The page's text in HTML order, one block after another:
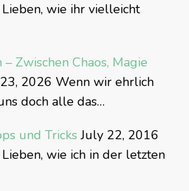
wie ihr vielleicht
Zwischen Chaos, Magie
2026 Wenn wir ehrlich
doch alle das…
und Tricks July 22, 2016
wie ich in der letzten